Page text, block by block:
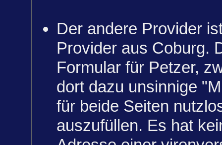
Der andere Provider
Provider aus Coburg.
Formular für Petzer,
dort dazu unsinnige
für beide Seiten
auszufüllen. Es hat